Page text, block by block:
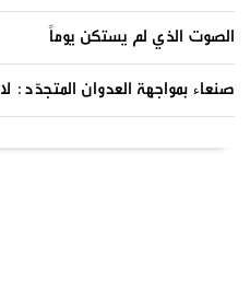
الصوت الذي لم يستكن يوماً
صنعاء بمواجهة العدوان المتجدّد: